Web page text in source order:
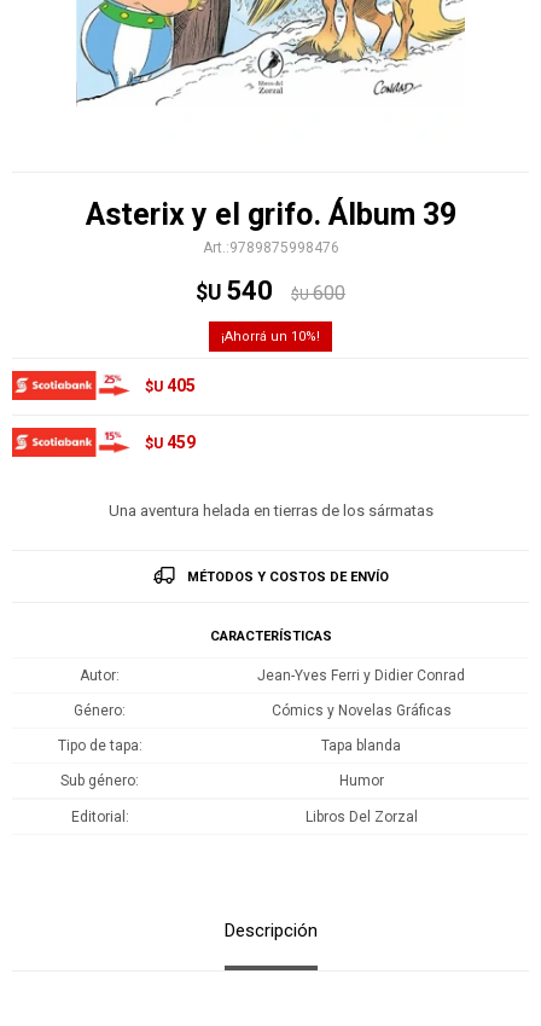
Asterix y el grifo. Álbum 39
9789875998476
$U 540 $U 600
10
$U 405
$U 459
Una aventura helada en tierras de los sármatas
MÉTODOS Y COSTOS DE ENVÍO
CARACTERÍSTICAS
Autor Jean-Yves Ferri y Didier Conrad
Género Cómics y Novelas Gráficas
Tipo de tapa Tapa blanda
Sub género Humor
Editorial Libros Del Zorzal
Descripción